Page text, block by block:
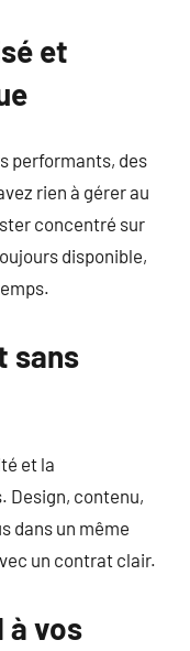
et
performants, des
rien à gérer au
concentré sur
disponible,
sans
et la
Design, contenu,
dans un même
un contrat clair.
à vos